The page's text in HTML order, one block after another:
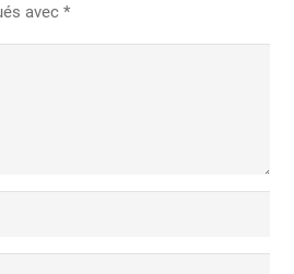
avec *